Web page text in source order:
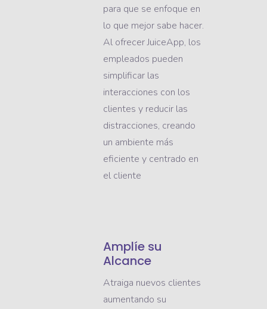
para que se enfoque en
lo que mejor sabe hacer.
Al ofrecer JuiceApp, los
empleados pueden
simplificar las
interacciones con los
clientes y reducir las
distracciones, creando
un ambiente más
eficiente y centrado en
el cliente
Amplíe su
Alcance
Atraiga nuevos clientes
aumentando su